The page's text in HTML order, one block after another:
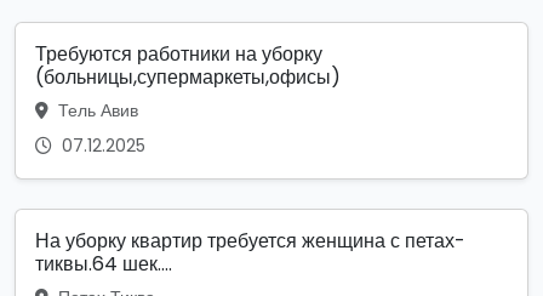
Требуются работники на уборку
(больницы,супермаркеты,офисы)
Тель Авив
07.12.2025
На уборку квартир требуется женщина с петах-
тиквы.64 шек....